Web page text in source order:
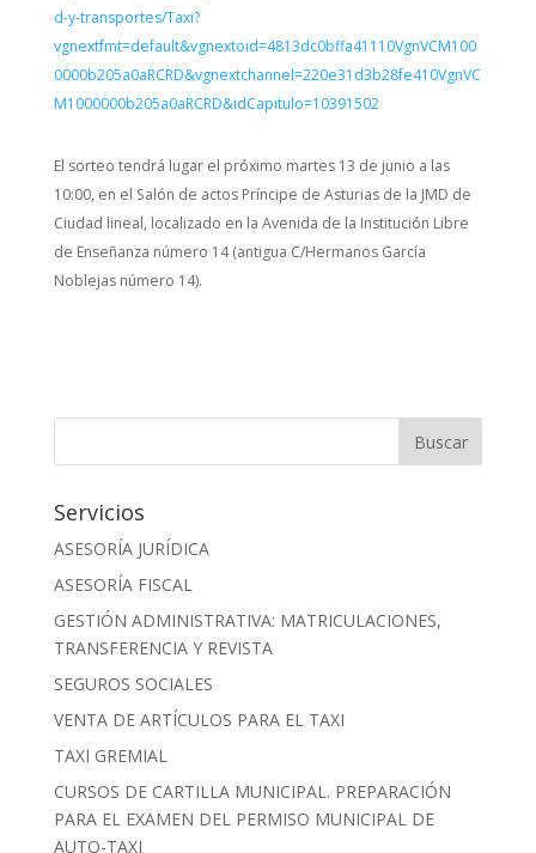
d-y-transportes/Taxi?
vgnextfmt=default&vgnextoid=4813dc0bffa41110VgnVCM100
0000b205a0aRCRD&vgnextchannel=220e31d3b28fe410VgnVC
M1000000b205a0aRCRD&idCapitulo=10391502
El sorteo tendrá lugar el próximo martes 13 de junio a las
10:00, en el Salón de actos Príncipe de Asturias de la JMD de
Ciudad lineal, localizado en la Avenida de la Institución Libre
de Enseñanza número 14 (antigua C/Hermanos García
Noblejas número 14).
Servicios
ASESORÍA JURÍDICA
ASESORÍA FISCAL
GESTIÓN ADMINISTRATIVA: MATRICULACIONES,
TRANSFERENCIA Y REVISTA
SEGUROS SOCIALES
VENTA DE ARTÍCULOS PARA EL TAXI
TAXI GREMIAL
CURSOS DE CARTILLA MUNICIPAL. PREPARACIÓN
PARA EL EXAMEN DEL PERMISO MUNICIPAL DE
AUTO-TAXI